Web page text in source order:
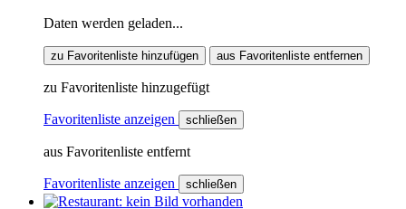
Daten werden geladen...
zu Favoritenliste hinzufügen aus Favoritenliste entfernen
zu Favoritenliste hinzugefügt
Favoritenliste anzeigen schließen
aus Favoritenliste entfernt
Favoritenliste anzeigen schließen